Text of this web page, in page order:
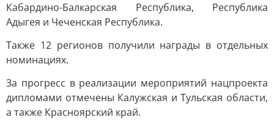
Кабардино-Балкарская Республика, Республика
Адыгея и Чеченская Республика.
Также 12 регионов получили награды в отдельных
номинациях.
За прогресс в реализации мероприятий нацпроекта
дипломами отмечены Калужская и Тульская области,
а также Красноярский край.